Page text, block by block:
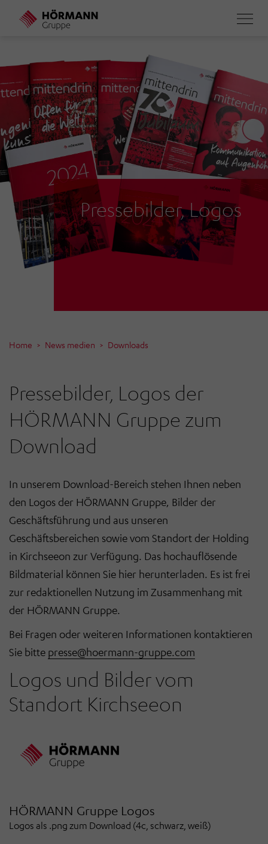
Direkt
Pressebilder, Logos
Home News medien Downloads
Pressebilder, Logos der
HÖRMANN Gruppe zum
Download
In unserem Download-Bereich stehen Ihnen neben
den Logos der HÖRMANN Gruppe, Bilder der
Geschäftsführung und aus unseren
Geschäftsbereichen sowie vom Standort der Holding
in Kirchseeon zur Verfügung. Das hochauflösende
Bildmaterial können Sie hier herunterladen. Es ist frei
zur redaktionellen Nutzung im Zusammenhang mit
der HÖRMANN Gruppe.
Bei Fragen oder weiteren Informationen kontaktieren
Sie bitte presse@hoermann-gruppe.com
Logos und Bilder vom
Standort Kirchseeon
HÖRMANN Gruppe Logos
Logos als .png zum Download (4c, schwarz, weiß)